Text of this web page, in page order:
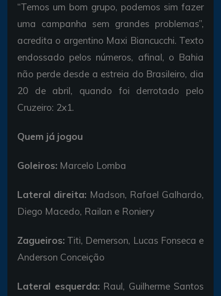
“Temos um bom grupo, podemos sim fazer
uma campanha sem grandes problemas”,
acredita o argentino Maxi Biancucchi. Texto
endossado pelos números, afinal, o Bahia
não perde desde a estreia do Brasileiro, dia
20 de abril, quando foi derrotado pelo
Cruzeiro: 2x1.
Quem já jogou
Goleiros: Marcelo Lomba
Lateral direita: Madson, Rafael Galhardo,
Diego Macedo, Railan e Roniery
Zagueiros: Titi, Demerson, Lucas Fonseca e
Anderson Conceição
Lateral esquerda:Raul, Guilherme Santos